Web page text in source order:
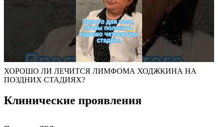
ХОРОШО ЛИ ЛЕЧИТСЯ ЛИМФОМА ХОДЖКИНА НА
ПОЗДНИХ СТАДИЯХ?
Клинические проявления